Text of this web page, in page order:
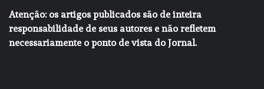
Atenção: os artigos publicados são de inteira
responsabilidade de seus autores e não refletem
necessariamente o ponto de vista do Jornal.